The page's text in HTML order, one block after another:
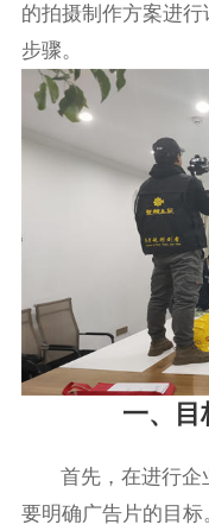
的拍摄制作方案进
步骤。
一、目
首先，在进行企
要明确广告片的目